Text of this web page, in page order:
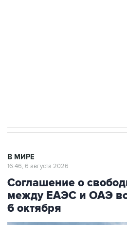
В МИРЕ
16:46, 6 августа 2026
Соглашение о
между ЕАЭС и ОАЭ
6 октября